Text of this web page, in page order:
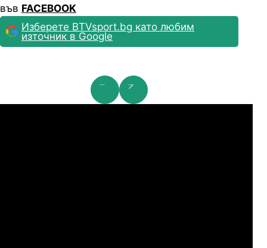
във FACEBOOK
Изберете BTVsport.bg като любим
източник в Google